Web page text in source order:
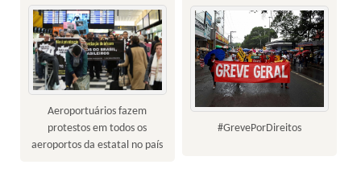
Aeroportuários fazem
protestos em todos os
aeroportos da estatal no país
#GrevePorDireitos